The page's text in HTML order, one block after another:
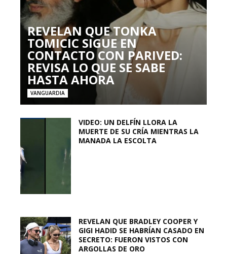
REVELAN QUE TONKA
TOMICIC SIGUE EN
CONTACTO CON PARIVED:
REVISA LO QUE SE SABE
HASTA AHORA
VANGUARDIA
VIDEO: UN DELFÍN LLORA LA
MUERTE DE SU CRÍA MIENTRAS LA
MANADA LA ESCOLTA
REVELAN QUE BRADLEY COOPER Y
GIGI HADID SE HABRÍAN CASADO EN
SECRETO: FUERON VISTOS CON
ARGOLLAS DE ORO